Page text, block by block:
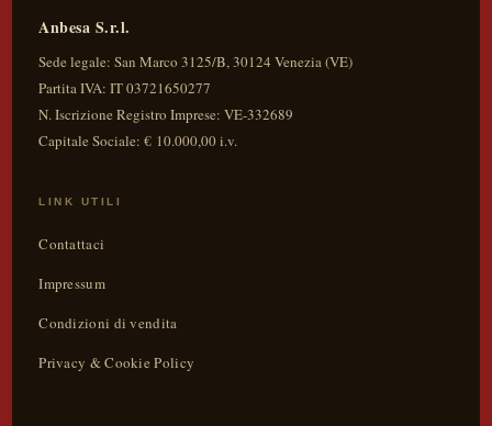
Anbesa S.r.l.
Sede legale:San Marco 3125/B,30124 Venezia(VE)
Partita IVA:IT 03721650277
N. Iscrizione Registro Imprese: VE-332689
Capitale Sociale: € 10.000,00 i.v.
LINK UTILI
Contattaci
Impressum
Condizioni di vendita
Privacy & Cookie Policy